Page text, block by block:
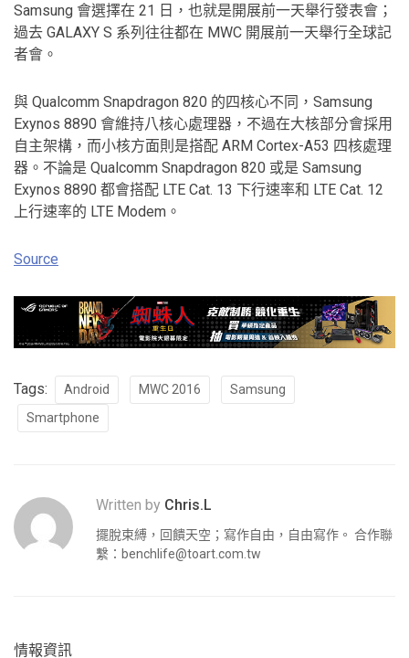
Samsung 會選擇在 21 日，也就是開展前一天舉行發表會；
過去 GALAXY S 系列往往都在 MWC 開展前一天舉行全球記
者會。
與 Qualcomm Snapdragon 820 的四核心不同，Samsung
Exynos 8890 會維持八核心處理器，不過在大核部分會採用
自主架構，而小核方面則是搭配 ARM Cortex-A53 四核處理
器。不論是 Qualcomm Snapdragon 820 或是 Samsung
Exynos 8890 都會搭配 LTE Cat. 13 下行速率和 LTE Cat. 12
上行速率的 LTE Modem。
Source
Tags: Android MWC 2016
Samsung
Smartphone
Written by Chris.L
擺脫束縛，回饋天空；寫作自由，自由寫作。 合作聯
繫： benchlife@toart.com.tw
情報資訊